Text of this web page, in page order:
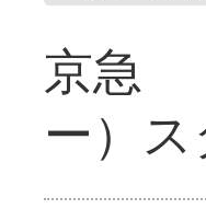
京急
ー）